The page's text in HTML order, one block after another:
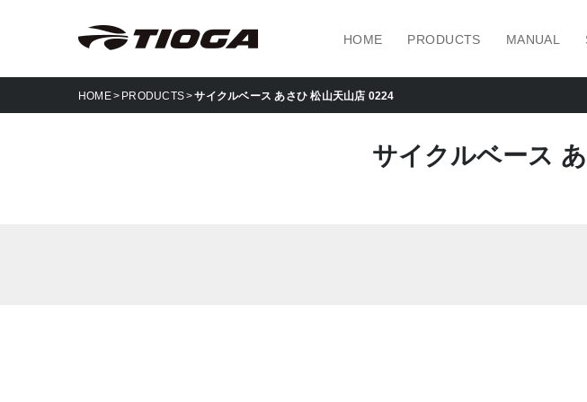
HOME PRODUCTS MANUAL
HOME PRODUCTS サイクルベース あさひ 松山天山店 0224
サイクルベース